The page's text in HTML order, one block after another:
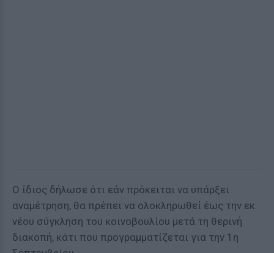
Ο ίδιος δήλωσε ότι εάν πρόκειται να υπάρξει
αναμέτρηση, θα πρέπει να ολοκληρωθεί έως την εκ
νέου σύγκληση του κοινοβουλίου μετά τη θερινή
διακοπή, κάτι που προγραμματίζεται για την 1η